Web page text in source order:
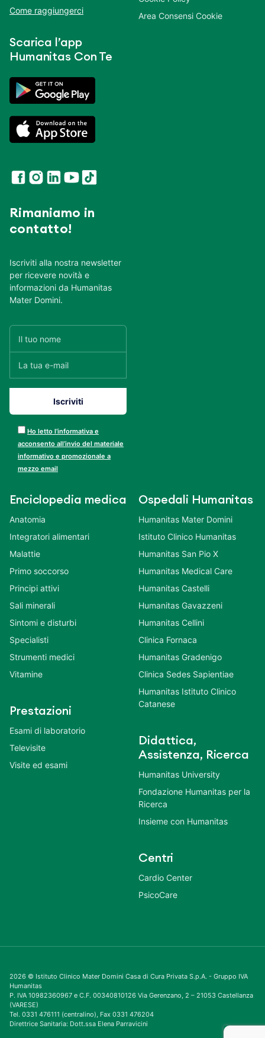
Come raggiungerci
Scarica l’app
Humanitas Con Te
Rimaniamo in
contatto!
Iscriviti alla nostra newsletter
per ricevere novità e
informazioni da Humanitas
Mater Domini.
Ho letto l’informativa e
acconsento all’invio del materiale
informativo e promozionale a
mezzo email
Area Consensi Cookie
Enciclopedia medica
Anatomia
Integratori alimentari
Malattie
Primo soccorso
Principi attivi
Sali minerali
Sintomi e disturbi
Specialisti
Strumenti medici
Vitamine
Prestazioni
Esami di laboratorio
Televisite
Visite ed esami
Ospedali Humanitas
Humanitas Mater Domini
Istituto Clinico Humanitas
Humanitas San Pio X
Humanitas Medical Care
Humanitas Castelli
Humanitas Gavazzeni
Humanitas Cellini
Clinica Fornaca
Humanitas Gradenigo
Clinica Sedes Sapientiae
Humanitas Istituto Clinico
Catanese
Didattica,
Assistenza, Ricerca
Humanitas University
Fondazione Humanitas per la
Ricerca
Insieme con Humanitas
Centri
Cardio Center
PsicoCare
2026 © Istituto Clinico Mater Domini Casa di Cura Privata S.p.A. - Gruppo IVA
Humanitas
P. IVA 10982360967 e C.F. 00340810126 Via Gerenzano, 2 – 21053 Castellanza
(VARESE)
Tel. 0331 476111 (centralino), Fax 0331 476204
Direttrice Sanitaria: Dott.ssa Elena Parravicini